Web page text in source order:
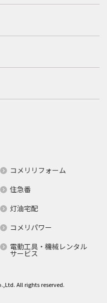
コメリリフォーム
住急番
灯油宅配
コメリパワー
電動工具・機械レンタル
サービス
All rights reserved.